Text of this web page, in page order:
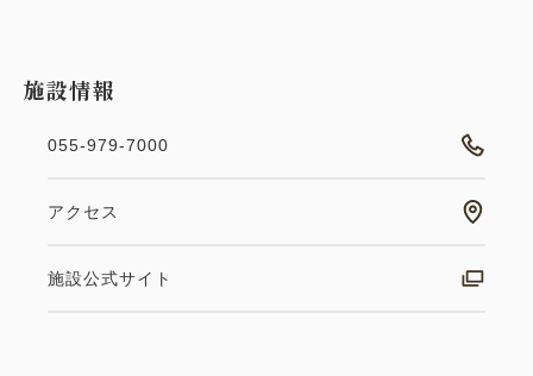
フルコース「華やぎ会席」 ＜6月
～9月＞
～六種のお造りや「鮑の踊り焼き」が付いた、お祝い
施設情報
055-979-7000
アクセス
施設公式サイト